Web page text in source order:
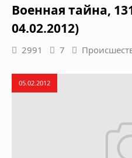
Военная тайна,
04.02.2012)
2991 7
05.02.2012